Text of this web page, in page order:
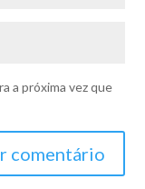
a próxima vez que
comentário